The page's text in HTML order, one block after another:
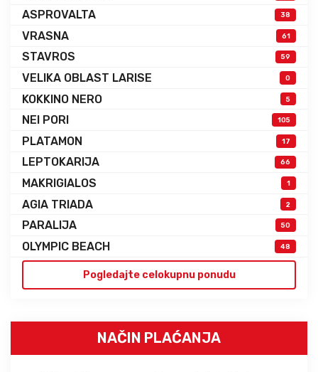
ASPROVALTA 38
VRASNA 61
STAVROS 59
VELIKA OBLAST LARISE 0
KOKKINO NERO 5
NEI PORI 105
PLATAMON 17
LEPTOKARIJA 66
MAKRIGIALOS 1
AGIA TRIADA 2
PARALIJA 50
OLYMPIC BEACH 48
Pogledajte celokupnu ponudu
NAČIN PLAĆANJA